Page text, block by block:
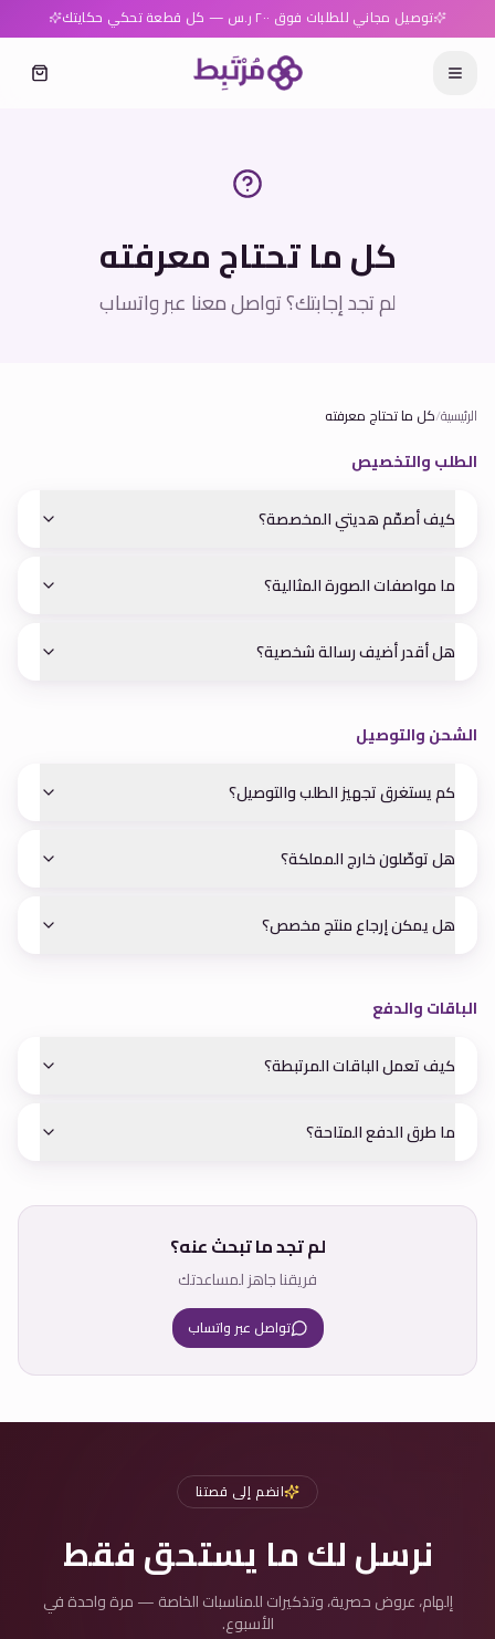
توصيل مجاني للطلبات فوق ٢٠٠ ر.س — كل قطعة تحكي حكايتك
كل ما تحتاج معرفته
لم تجد إجابتك؟ تواصل معنا عبر واتساب
الرئيسية/كل ما تحتاج معرفته
الطلب والتخصيص
كيف أصمّم هديتي المخصصة؟
ما مواصفات الصورة المثالية؟
هل أقدر أضيف رسالة شخصية؟
الشحن والتوصيل
كم يستغرق تجهيز الطلب والتوصيل؟
هل توصّلون خارج المملكة؟
هل يمكن إرجاع منتج مخصص؟
الباقات والدفع
كيف تعمل الباقات المرتبطة؟
ما طرق الدفع المتاحة؟
لم تجد ما تبحث عنه؟
فريقنا جاهز لمساعدتك
تواصل عبر واتساب
انضم إلى قصتنا
نرسل لك ما يستحق فقط
إلهام، عروض حصرية، وتذكيرات للمناسبات الخاصة — مرة واحدة في
الأسبوع.